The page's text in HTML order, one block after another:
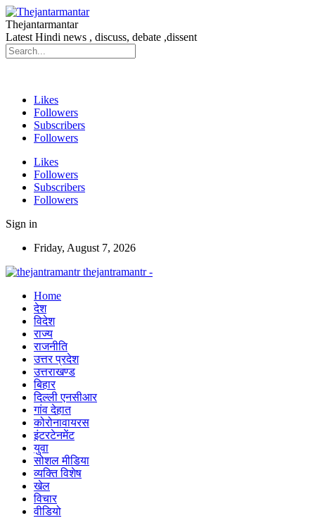
Thejantarmantar
Latest Hindi news , discuss, debate ,dissent
Likes
Followers
Subscribers
Followers
Likes
Followers
Subscribers
Followers
Sign in
Friday, August 7, 2026
thejantramantr -
Home
देश
विदेश
राज्य
राजनीति
उत्तर प्रदेश
उत्तराखण्ड
बिहार
दिल्ली एनसीआर
गांव देहात
कोरोनावायरस
इंटरटेनमेंट
युवा
सोशल मीडिया
व्यक्ति विशेष
खेल
विचार
वीडियो